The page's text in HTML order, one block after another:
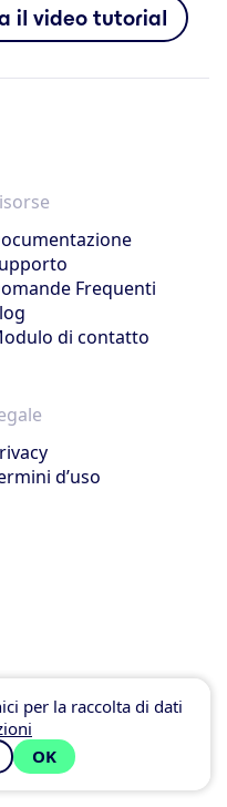
il video tutorial
per la raccolta di dati
OK
Frequenti
di contatto
d’uso